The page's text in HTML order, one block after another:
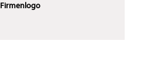
Firmenlogo